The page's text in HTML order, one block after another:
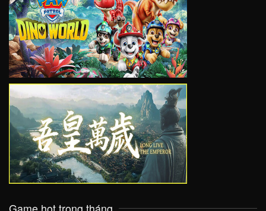
VIEW
VIEW
Game hot trong tháng